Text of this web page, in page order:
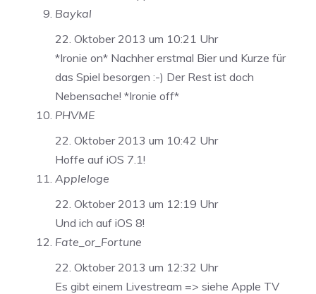
Baykal
22. Oktober 2013 um 10:21 Uhr
*Ironie on* Nachher erstmal Bier und Kurze für
das Spiel besorgen :-) Der Rest ist doch
Nebensache! *Ironie off*
PHVME
22. Oktober 2013 um 10:42 Uhr
Hoffe auf iOS 7.1!
Appleloge
22. Oktober 2013 um 12:19 Uhr
Und ich auf iOS 8!
Fate_or_Fortune
22. Oktober 2013 um 12:32 Uhr
Es gibt einem Livestream => siehe Apple TV